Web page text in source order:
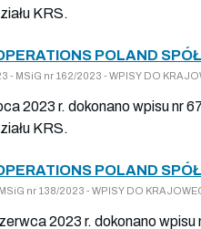
KRS.
POLAND
- MSiG nr 162/2023 - WPISY DO
2023 r. dokonano wpisu nr
KRS.
POLAND
nr 138/2023 - WPISY DO
2023 r. dokonano